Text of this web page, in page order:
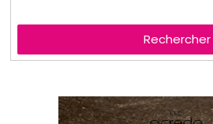
Rechercher